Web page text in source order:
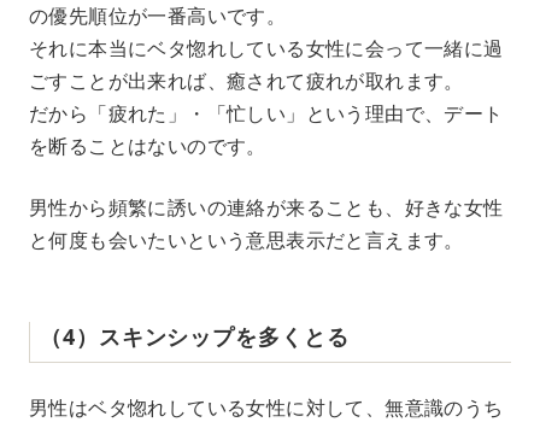
の優先順位が一番高いです。
それに本当にベタ惚れしている女性に会って一緒に過
ごすことが出来れば、癒されて疲れが取れます。
だから「疲れた」・「忙しい」という理由で、デート
を断ることはないのです。
男性から頻繁に誘いの連絡が来ることも、好きな女性
と何度も会いたいという意思表示だと言えます。
（4）スキンシップを多くとる
男性はベタ惚れしている女性に対して、無意識のうち